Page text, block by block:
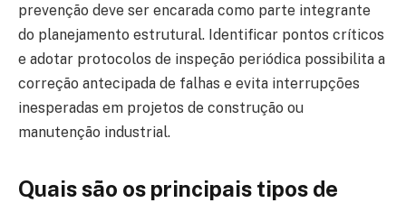
prevenção deve ser encarada como parte integrante
do planejamento estrutural. Identificar pontos críticos
e adotar protocolos de inspeção periódica possibilita a
correção antecipada de falhas e evita interrupções
inesperadas em projetos de construção ou
manutenção industrial.
Quais são os principais tipos de